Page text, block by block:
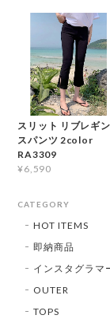
スリット リブレギン
スパンツ 2color
RA3309
¥6,590
CATEGORY
HOT ITEMS
即納商品
インスタグラマ
OUTER
TOPS